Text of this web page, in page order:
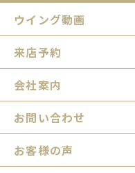
ウイング動画
来店予約
会社案内
お問い合わせ
お客様の声